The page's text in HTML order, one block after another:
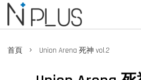
首頁 › Union Arena 死神 vol.2